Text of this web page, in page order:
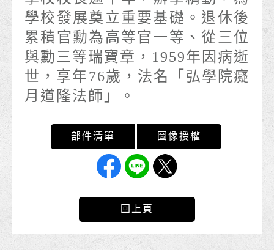
學校發展奠立重要基礎。退休後
累積官勳為高等官一等、從三位
與勳三等瑞寶章，1959年因病逝
世，享年76歲，法名「弘學院癡
月道隆法師」。
回上頁